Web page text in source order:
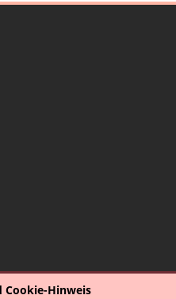
Cookie-Hinweis